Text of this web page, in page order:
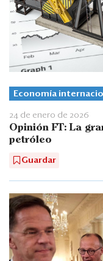
Economía
24 de enero de 2026
Opinión FT: La
petróleo
Guardar